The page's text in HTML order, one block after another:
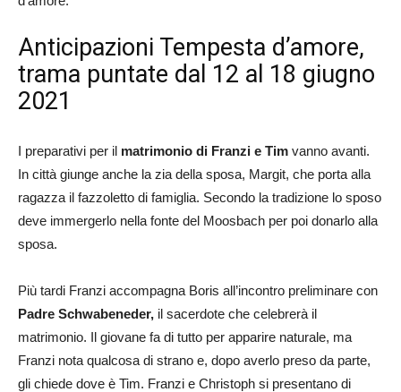
Anticipazioni Tempesta d’amore,
trama puntate dal 12 al 18 giugno
2021
I preparativi per il matrimonio di Franzi e Tim vanno avanti.
In città giunge anche la zia della sposa, Margit, che porta alla
ragazza il fazzoletto di famiglia. Secondo la tradizione lo sposo
deve immergerlo nella fonte del Moosbach per poi donarlo alla
sposa.
Più tardi Franzi accompagna Boris all’incontro preliminare con
Padre Schwabeneder, il sacerdote che celebrerà il
matrimonio. Il giovane fa di tutto per apparire naturale, ma
Franzi nota qualcosa di strano e, dopo averlo preso da parte,
gli chiede dove è Tim. Franzi e Christoph si presentano di